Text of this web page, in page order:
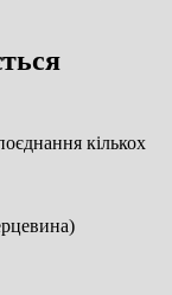
кількох